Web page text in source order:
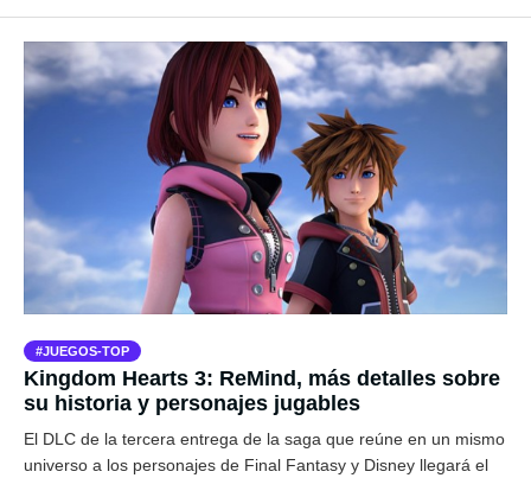
JUEGOS-TOP
Kingdom Hearts 3: ReMind, más detalles sobre
su historia y personajes jugables
El DLC de la tercera entrega de la saga que reúne en un mismo
universo a los personajes de Final Fantasy y Disney llegará el